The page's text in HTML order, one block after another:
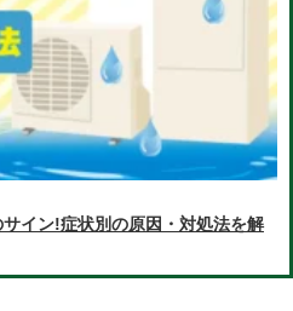
イン!症状別の原因・対処法を解